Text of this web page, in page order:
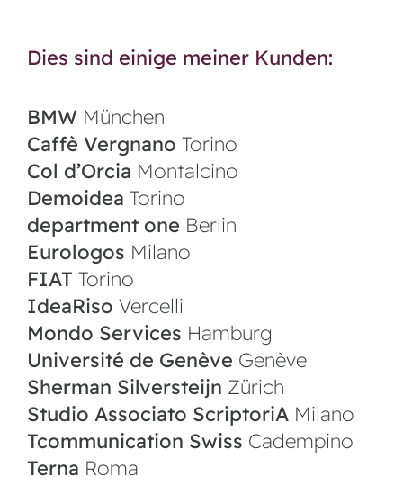
Dies sind einige meiner Kunden:
BMW München
Caffè Vergnano Torino
Col d’Orcia Montalcino
Demoidea Torino
department one Berlin
Eurologos Milano
FIAT Torino
IdeaRiso Vercelli
Mondo Services Hamburg
Université de Genève Genève
Sherman Silversteijn Zürich
Studio Associato ScriptoriA Milano
Tcommunication Swiss Cadempino
Terna Roma